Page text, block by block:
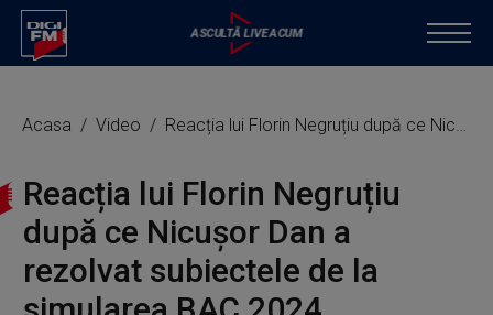
Acasa Video Reacția lui Florin Negruțiu după ce Nicușor Dan a rezolvat subiectele de la simularea BAC 2024
Reacția lui Florin Negruțiu
după ce Nicușor Dan a
rezolvat subiectele de la